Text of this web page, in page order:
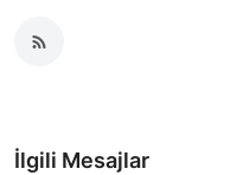
İlgili Mesajlar